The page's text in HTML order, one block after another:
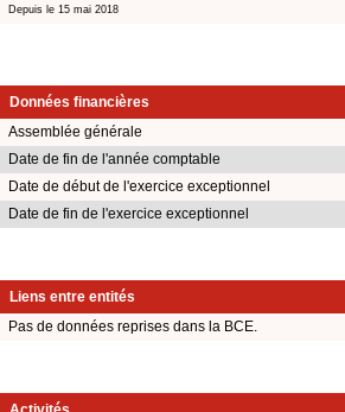
Depuis le 15 mai 2018
Données financières
Assemblée générale
Date de fin de l'année comptable
Date de début de l'exercice exceptionnel
Date de fin de l'exercice exceptionnel
Liens entre entités
Pas de données reprises dans la BCE.